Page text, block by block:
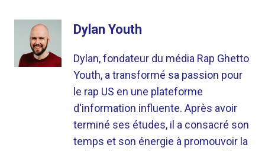
Dylan Youth
Dylan, fondateur du média Rap Ghetto
Youth, a transformé sa passion pour
le rap US en une plateforme
d'information influente. Après avoir
terminé ses études, il a consacré son
temps et son énergie à promouvoir la